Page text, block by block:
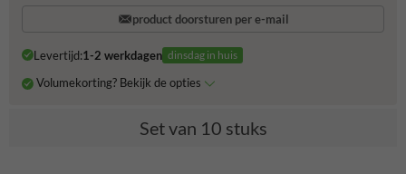
product doorsturen per e-mail
Levertijd:1-2 werkdagen dinsdag in huis
Volumekorting? Bekijk de opties
Set van 10 stuks